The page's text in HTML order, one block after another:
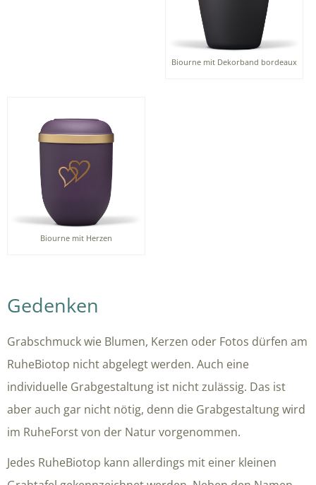
Biourne mit Dekorband bordeaux
Biourne mit Herzen
Gedenken
Grabschmuck wie Blumen, Kerzen oder Fotos dürfen am
RuheBiotop nicht abgelegt werden. Auch eine
individuelle Grabgestaltung ist nicht zulässig. Das ist
aber auch gar nicht nötig, denn die Grabgestaltung wird
im RuheForst von der Natur vorgenommen.
Jedes RuheBiotop kann allerdings mit einer kleinen